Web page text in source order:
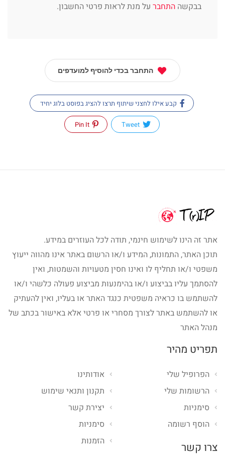
בבקשה התחבר על מנת לראות פרטי החשבון.
התחבר בכדי להוסיף למועדפים
קבע אילו לחצני שיתוף תרצו להציג בפוסט בלוג יחיד
Tweet
Pin It
אתר זה הינו לשימוש חינמי, תודה לכל העוזרים במידע.
תוכן האתר, התמונות, המידע ו/או הרשום באתר אינו מהווה ייעוץ
משפטי ו/או תחליף לו ואינו חסין מטעויות והשמטות, ואין
להסתמך עליו בביצוע ו/או בהימנעות מביצוע פעולה כלשהי ו/או
להשתמש בו כראיה משפטית כנגד האתר או בעליו, ואין להעתיק
או להשתמש באתר לצורך מסחרי או פרטי אלא באישור בכתב של
מנהל האתר
תפריט מהיר
אודותינו
תקנון ותנאי שימוש
יצירת קשר
סימניות
הזמנות
הפרופיל שלי
הרשומות שלי
סימניות
הוסף רשומה
צרו קשר